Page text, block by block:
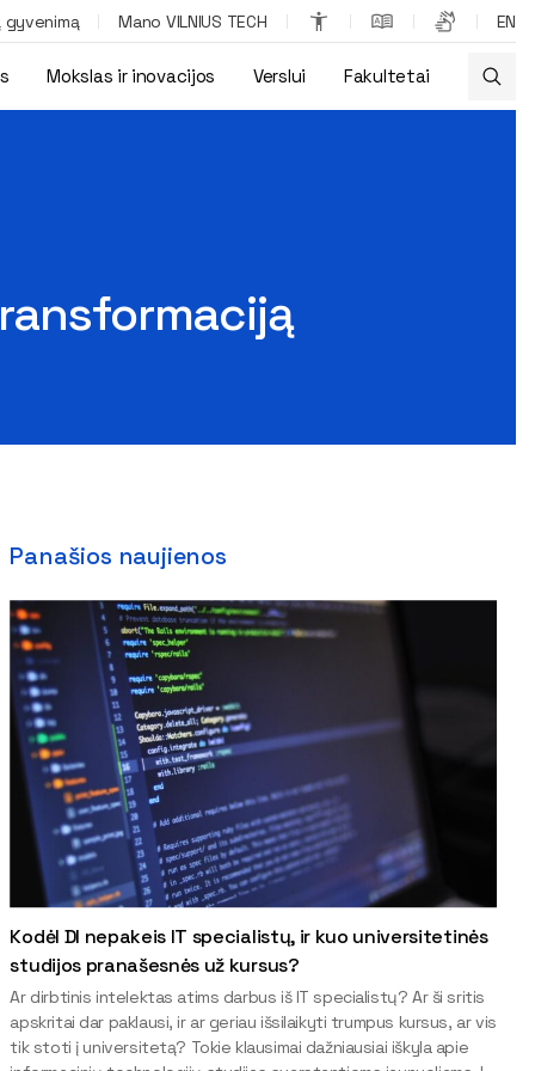
gyvenimą Mano VILNIUS TECH EN
Mokslas ir inovacijos Verslui Fakultetai
Panašios naujienos
Kodėl DI nepakeis IT specialistų, ir kuo universitetinės
studijos pranašesnės už kursus?
Ar dirbtinis intelektas atims darbus iš IT specialistų? Ar ši sritis
apskritai dar paklausi, ir ar geriau išsilaikyti trumpus kursus, ar vis
tik stoti į universitetą? Tokie klausimai dažniausiai iškyla apie